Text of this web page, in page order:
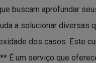
buscam aprofundar
a solucionar diversas
dos casos. Este
É um serviço que